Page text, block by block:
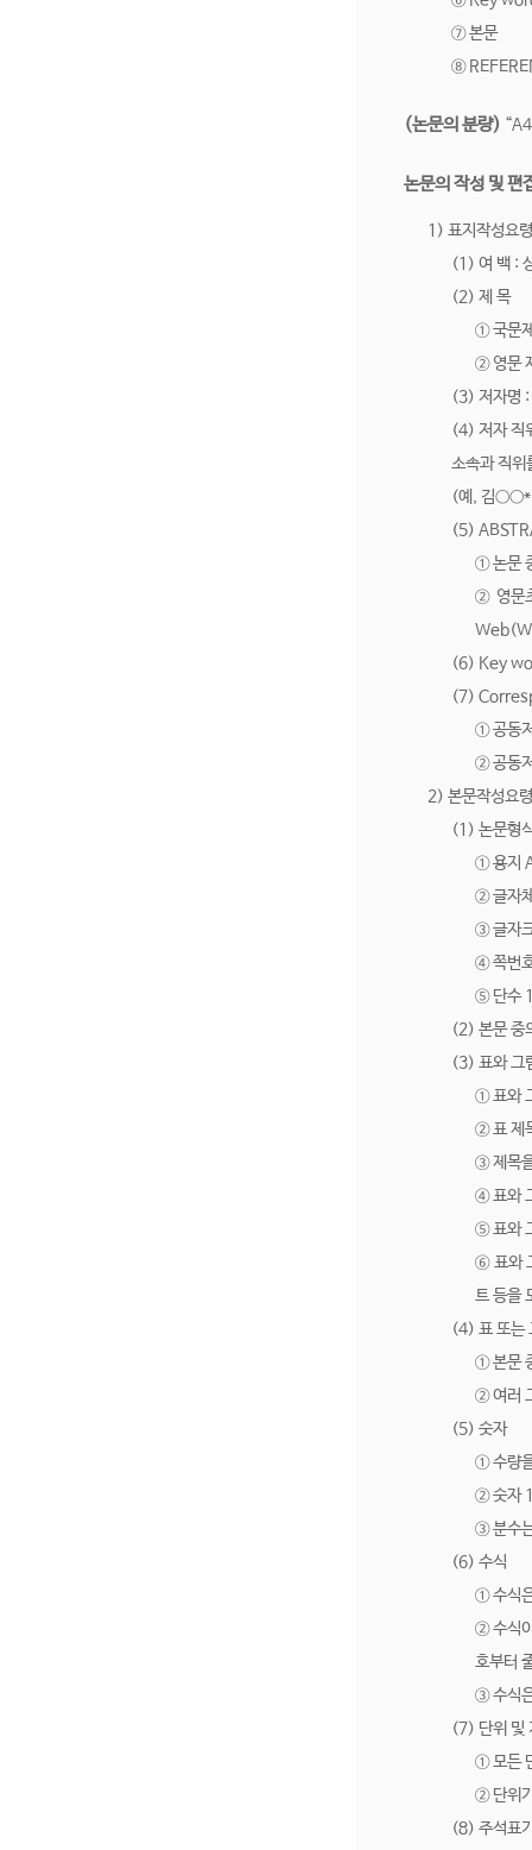
⑦ 본문
⑧
(논문의 분량)
논문의 작성 및 편
1) 표지작성요
(1) 여 백 :
(2) 제 목
① 국문
② 영문
(3) 저자명
(4) 저자 직
소속과 직위
(예, 김○○*
(5)
① 논문
② 영문
(6) Key
(7)
① 공동
② 공동
2) 본문작성요령
(1) 논문형
① 용지
② 글자
③ 글자
④ 쪽번
⑤ 단수
(2) 본문 중
(3) 표와 그
① 표와
② 표 제
③ 제목
④ 표와
⑤ 표와
⑥ 표와
트 등을
(4) 표 또는
① 본문
② 여러
(5) 숫자
① 수량
② 숫자
③ 분수
(6) 수식
① 수식
② 수식
호부터
③ 수식
(7) 단위 및
① 모든
② 단위
(8) 주석표